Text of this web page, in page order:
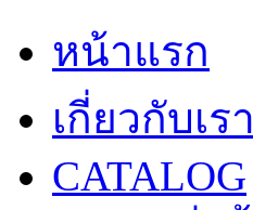
หน้าแรก
เกี่ยวกับเรา
CATALOG